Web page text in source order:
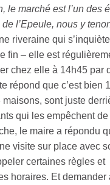
le marché est l’un des
l’Epeule, nous y
riveraine qui
fin – elle est
chez elle à 14h45 par
répond que c’est bien
maisons, sont juste
qui les empêchent
le maire a répondu
visite sur place avec
certaines règles et
horaires. Et demander